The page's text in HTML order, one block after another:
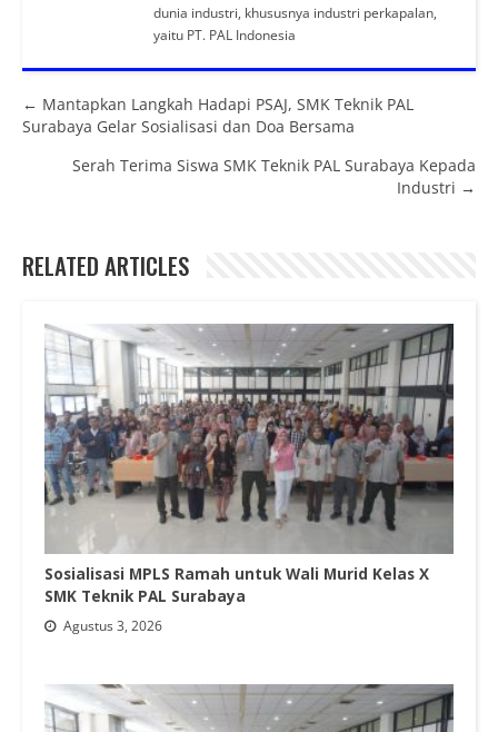
dunia industri, khususnya industri perkapalan,
yaitu PT. PAL Indonesia
Posts navigation
← Mantapkan Langkah Hadapi PSAJ, SMK Teknik PAL
Surabaya Gelar Sosialisasi dan Doa Bersama
Serah Terima Siswa SMK Teknik PAL Surabaya Kepada
Industri →
RELATED ARTICLES
Sosialisasi MPLS Ramah untuk Wali Murid Kelas X
SMK Teknik PAL Surabaya
Agustus 3, 2026